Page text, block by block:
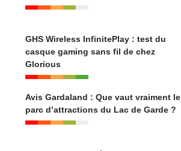
GHS Wireless InfinitePlay : test du
casque gaming sans fil de chez
Glorious
Avis Gardaland : Que vaut vraiment le
parc d’attractions du Lac de Garde ?